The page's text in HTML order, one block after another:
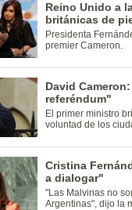
Reino Unido a
británicas de
Presidenta
premier Cameron.
David
referéndum"
El primer ministro
voluntad de los
Cristina
a dialogar"
"Las Malvinas no
Argentinas", dijo la